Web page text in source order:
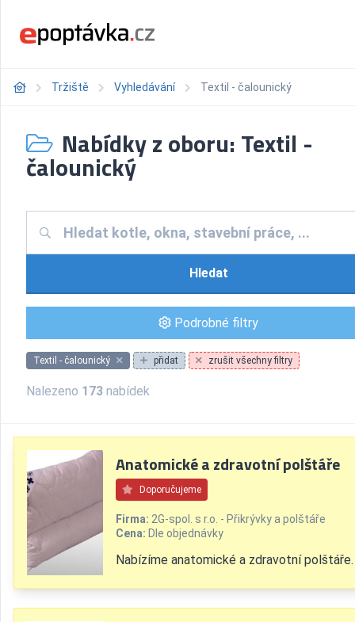
Tržiště Vyhledávání Textil - čalounický
Nabídky z oboru: Textil -
čalounický
Hledat
Podrobné filtry
Textil - čalounický přidat zrušit všechny filtry
Nalezeno 173 nabídek
Anatomické a zdravotní polštáře
Doporučujeme
Firma: 2G-spol. s r.o. - Přikrývky a polštáře
Cena: Dle objednávky
Nabízíme anatomické a zdravotní polštáře.